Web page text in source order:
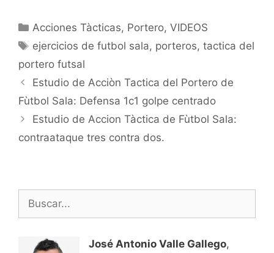
Categorías
Acciones Tàcticas, Portero,VIDEOS
Etiquetas
ejercicios de futbol sala, porteros,tactica del
portero futsal
Navegación
de
Estudio de Acciòn Tactica del Portero de
Fùtbol Sala: Defensa 1c1 golpe centrado
Estudio de Accion Tàctica de Fùtbol Sala:
contraataque tres contra dos.
José Antonio Valle Gallego,